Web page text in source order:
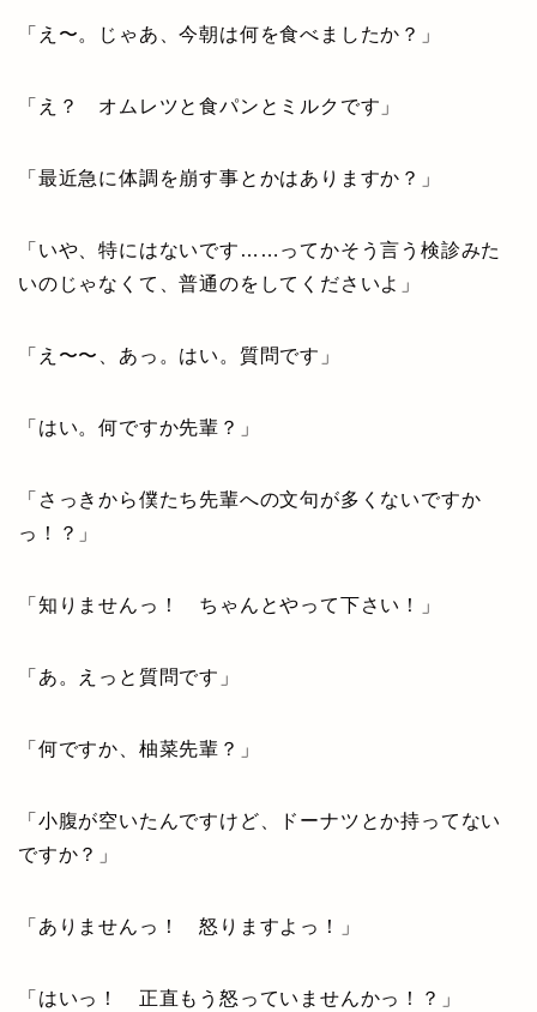
「え〜。じゃあ、今朝は何を食べましたか？」
「え？ オムレツと食パンとミルクです」
「最近急に体調を崩す事とかはありますか？」
「いや、特にはないです……ってかそう言う検診みた
いのじゃなくて、普通のをしてくださいよ」
「え〜〜、あっ。はい。質問です」
「はい。何ですか先輩？」
「さっきから僕たち先輩への文句が多くないですか
っ！？」
「知りませんっ！ ちゃんとやって下さい！」
「あ。えっと質問です」
「何ですか、柚菜先輩？」
「小腹が空いたんですけど、ドーナツとか持ってない
ですか？」
「ありませんっ！ 怒りますよっ！」
「はいっ！ 正直もう怒っていませんかっ！？」